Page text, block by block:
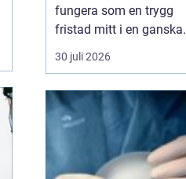
fungera som en trygg
fristad mitt i en ganska
krävande vardag. Skola,
sociala medier, betyg
både kompisar och
vuxna skapar lätt en
känsla av press. Då
behövs plats...
30 juli 2026